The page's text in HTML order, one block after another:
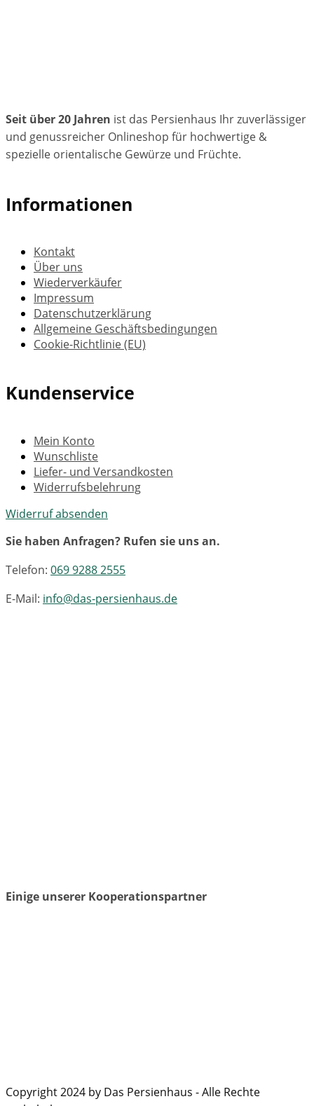
Seit über 20 Jahren ist das Persienhaus Ihr zuverlässiger
und genussreicher Onlineshop für hochwertige &
spezielle orientalische Gewürze und Früchte.
Informationen
Kontakt
Über uns
Wiederverkäufer
Impressum
Datenschutzerklärung
Allgemeine Geschäftsbedingungen
Cookie-Richtlinie (EU)
Kundenservice
Mein Konto
Wunschliste
Liefer- und Versandkosten
Widerrufsbelehrung
Widerruf absenden
Sie haben Anfragen? Rufen sie uns an.
Telefon: 069 9288 2555
E-Mail: info@das-persienhaus.de
Einige unserer Kooperationspartner
Copyright 2024 by Das Persienhaus - Alle Rechte